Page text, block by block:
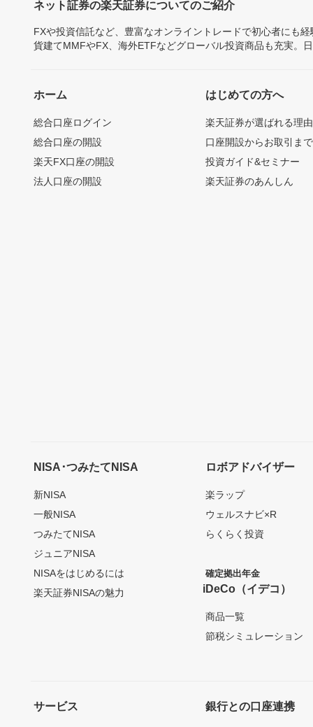
ネット証券の楽天証券についてのご紹介
FXや投資信託など、豊富なオンライントレードで初心者にも
貨建てMMFやFX、海外ETFなどグローバル投資商品も充実。
ホーム
総合口座ログイン
総合口座の開設
楽天FX口座の開設
法人口座の開設
はじめての方へ
楽天証券が選ばれる理由
口座開設からお取引ま
投資ガイド&セミナー
楽天証券のあんしん
NISA･つみたてNISA
新NISA
一般NISA
つみたてNISA
ジュニアNISA
NISAをはじめるには
楽天証券NISAの魅力
ロボアドバイザー
楽ラップ
ウェルスナビ×R
らくらく投資
確定拠出年金
iDeCo（イデコ）
商品一覧
節税シミュレーション
サービス 銀行との口座連携